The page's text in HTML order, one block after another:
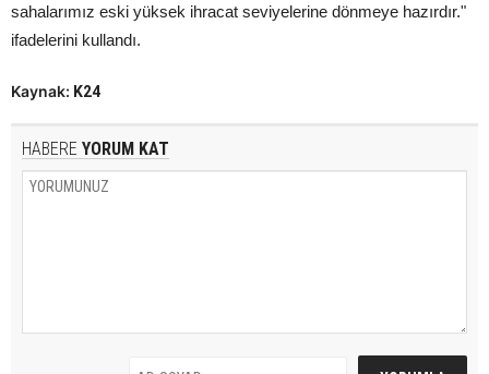
sahalarımız eski yüksek ihracat seviyelerine dönmeye hazırdır."
ifadelerini kullandı.
Kaynak: K24
HABERE YORUM KAT